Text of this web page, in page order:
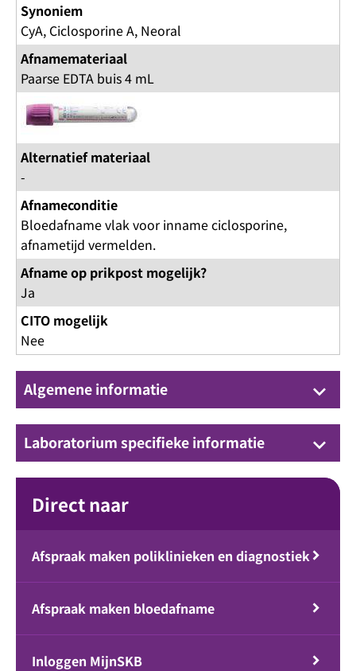
Synoniem
CyA, Ciclosporine A, Neoral
Afnamemateriaal
Paarse EDTA buis 4 mL
Alternatief materiaal
-
Afnameconditie
Bloedafname vlak voor inname ciclosporine,
afnametijd vermelden.
Afname op prikpost mogelijk?
Ja
CITO mogelijk
Nee
Algemene informatie keyboard_arrow_down
Laboratorium specifieke informatie keyboard_arrow_down
Direct naar
Afspraak maken poliklinieken en diagnostiek
Afspraak maken bloedafname
Inloggen MijnSKB